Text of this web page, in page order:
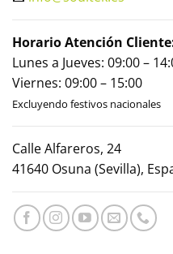
Horario Atención
Lunes a Jueves: 09:00 –
Viernes: 09:00 – 15:00
Excluyendo festivos nacionales
Calle Alfareros, 24
41640 Osuna (Sevilla),